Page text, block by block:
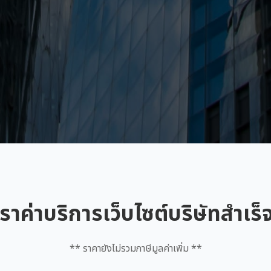
าค่าบริการเว็บไซต์บริษัทสำเร็
** ราคายังไม่รวมภาษีมูลค่าเพิ่ม **